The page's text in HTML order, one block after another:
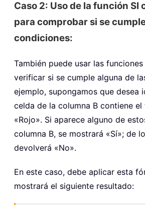
Caso 2: Uso de la función SI
para comprobar si se
condiciones:
También puede usar las funciones
verificar si se cumple alguna de
ejemplo, supongamos que desea
celda de la columna B contiene
«Rojo». Si aparece alguno de
columna B, se mostrará «Sí»; de
devolverá «No».
En este caso, debe aplicar esta
mostrará el siguiente resultado: